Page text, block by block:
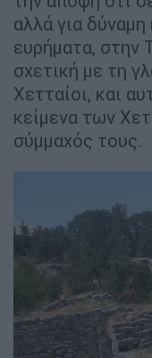
αλλά για
ευρήματα, στην
σχετική με τη
Χετταίοι, και
κείμενα των
σύμμαχός τους.